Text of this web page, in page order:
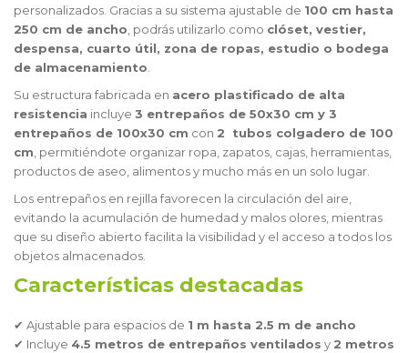
personalizados. Gracias a su sistema ajustable de 100 cm hasta
250 cm de ancho, podrás utilizarlo como clóset, vestier,
despensa, cuarto útil, zona de ropas, estudio o bodega
de almacenamiento.
Su estructura fabricada en acero plastificado de alta
resistencia incluye 3 entrepaños de 50x30 cm y 3
entrepaños de 100x30 cm con 2 tubos colgadero de 100
cm, permitiéndote organizar ropa, zapatos, cajas, herramientas,
productos de aseo, alimentos y mucho más en un solo lugar.
Los entrepaños en rejilla favorecen la circulación del aire,
evitando la acumulación de humedad y malos olores, mientras
que su diseño abierto facilita la visibilidad y el acceso a todos los
objetos almacenados.
Características destacadas
✔ Ajustable para espacios de 1 m hasta 2.5 m de ancho
✔ Incluye 4.5 metros de entrepaños ventilados y 2 metros